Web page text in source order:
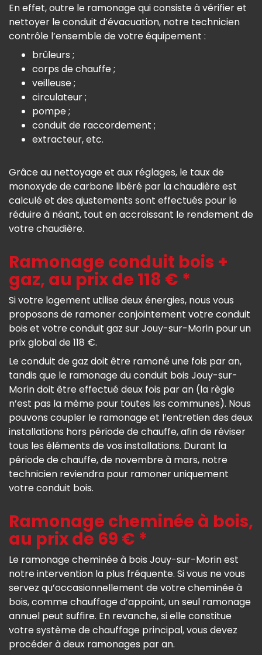
En effet, outre le ramonage qui consiste à vérifier et
nettoyer le conduit d’évacuation, notre technicien
contrôle l’ensemble de votre équipement :
brûleurs ;
corps de chauffe ;
veilleuse ;
circulateur ;
pompe ;
conduit de raccordement ;
extracteur, etc.
Grâce au nettoyage et aux réglages, le taux de
monoxyde de carbone libéré par la chaudière est
calculé et des ajustements sont effectués pour le
réduire à néant, tout en accroissant le rendement de
votre chaudière.
Ramonage conduit bois +
gaz, au prix de 118 € *
Si votre logement utilise deux énergies, nous vous
proposons de ramoner conjointement votre conduit
bois et votre conduit gaz sur Jouy-sur-Morin pour un
prix global de 118 €.
Le conduit de gaz doit être ramoné une fois par an,
tandis que le ramonage du conduit bois Jouy-sur-
Morin doit être effectué deux fois par an (la règle
n’est pas la même pour toutes les communes). Nous
pouvons coupler le ramonage et l’entretien des deux
installations hors période de chauffe, afin de réviser
tous les éléments de vos installations. Durant la
période de chauffe, de novembre à mars, notre
technicien reviendra pour ramoner uniquement
votre conduit bois.
Ramonage cheminée à bois,
au prix de 69 € *
Le ramonage cheminée à bois Jouy-sur-Morin est
notre intervention la plus fréquente. Si vous ne vous
servez qu’occasionnellement de votre cheminée à
bois, comme chauffage d’appoint, un seul ramonage
annuel peut suffire. En revanche, si elle constitue
votre système de chauffage principal, vous devez
procéder à deux ramonages par an.